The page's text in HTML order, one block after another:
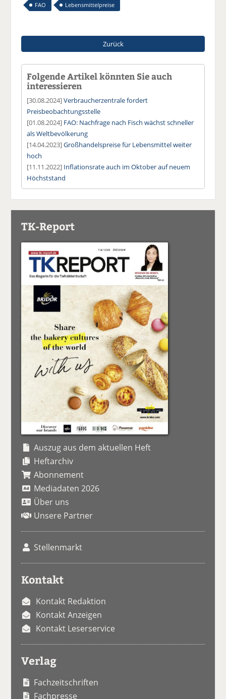
FAO Lebensmittelpreise
Zurück
Folgende Artikel könnten Sie auch
interessieren
[30.08.2024]Verbraucherzentrale fordert
Preisbeobachtungsstelle
[01.08.2024] FAO: Nachfrage nach Fisch wächst schneller
als Weltbevölkerung
[14.04.2023]Großhandelspreise für Lebensmittel weiter
hoch
[11.11.2022] Inflationsrate auch im Oktober auf neuem
Höchststand
TK-Report
Auszug aus dem aktuellen Heft
Heftarchiv
Abonnement
Mediadaten 2026
Über uns
Unsere Partner
Stellenmarkt
Kontakt
Kontakt Redaktion
Kontakt Anzeigen
Kontakt Leserservice
Verlag
Fachzeitschriften
Fachpresse